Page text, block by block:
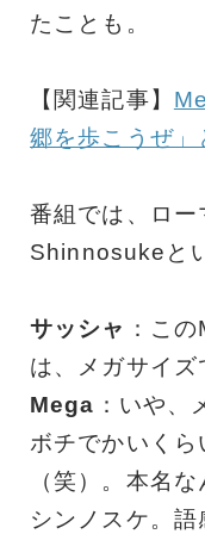
たことも。
【関連記事】
郷を歩こうぜ」
番組では、ロ
Shinnosukeと
サッシャ ：こ
は、メガサイズ
Mega ：いや、
ボチでかいく
（笑）。本名
シンノスケ。